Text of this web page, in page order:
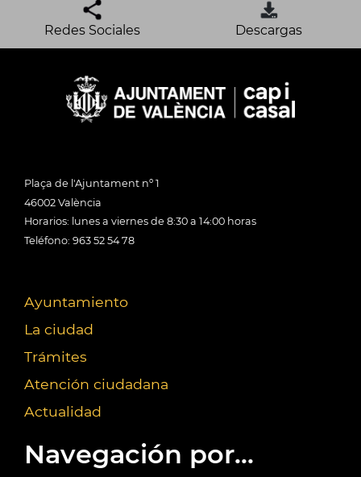
Redes Sociales Descargas
Plaça de l'Ajuntament nº 1
46002 València
Horarios: lunes a viernes de 8:30 a 14:00 horas
Teléfono: 963 52 54 78
Ayuntamiento
La ciudad
Trámites
Atención ciudadana
Actualidad
Navegación por...